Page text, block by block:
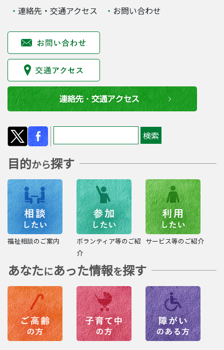
連絡先・交通アクセス お問い合わせ
目的から探す
福祉相談のご案内
ボランティア等のご紹
介
サービス等のご紹介
あなたにあった情報を探す